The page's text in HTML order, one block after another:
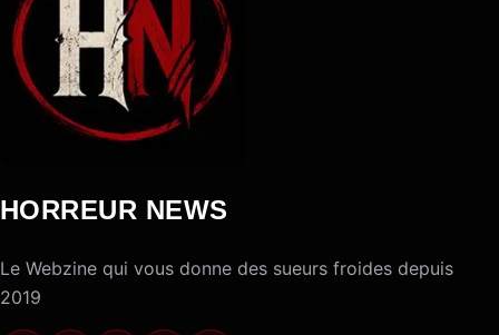
HORREUR NEWS
Le Webzine qui vous donne des sueurs froides depuis
2019